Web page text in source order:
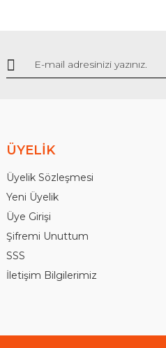
ÜYELİK
Üyelik Sözleşmesi
Yeni Üyelik
Üye Girişi
Şifremi Unuttum
SSS
İletişim Bilgilerimiz